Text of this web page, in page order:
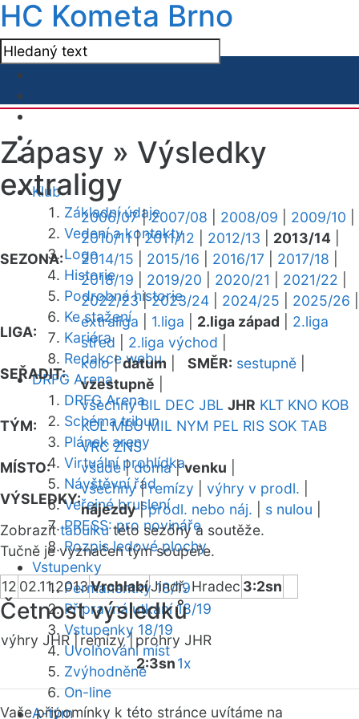
HC Kometa Brno
Klub
Základní údaje
Vedení a kontakty
Logo
Historie
Podrobná historie
Ke stažení
Kariéra
Redakce webu
DRFG Arena
DRFG Arena
Schéma tribun
Plánek areny
Virtuální prohlídka
Návštěvní řád
Veřejné bruslení
PRESS: pro novináře
Rozpis ledové plochy
Vstupenky
Permanentky 18/19
Přípravná utkání 18/19
Vstupenky 18/19
Uvolňování míst
Zvýhodněné
On-line
A-tým
Zápasy » Výsledky
extraligy
SEZONA:
2006/07|2007/08 2008/09 2009/10
2010/11|2011/12 2012/13 2013/14
2014/15
2015/16 2016/17 2017/18
2018/19
2019/20 2020/21 2021/22
2022/23|2023/24 2024/25 2025/26
LIGA:
extraliga 1.liga 2.liga západ
2.liga
střed
2.liga východ
SEŘADIT:
kolo|datum SMĚR: sestupně
vzestupně
TÝM:
všechny BIL DEC JBL JHR KLT KNO KOB
KOL MBU MIL NYM PEL RIS SOK TAB
VRC ZNS
MÍSTO:
všude|doma|venku
VÝSLEDKY:
všechny|remízy výhry v prodl.
nájezdy|prodl. nebo náj. s nulou
Zobrazittabulkutéto sezóny a soutěže.
Tučně je vyznačen tým soupeře.
12 02.11.2013VrchlabíJindř. Hradec 3:2sn
Četnost výsledků
výhry JHR |remízy | prohry JHR
2:3sn1x
Vaše připomínky k této stránce uvítáme na